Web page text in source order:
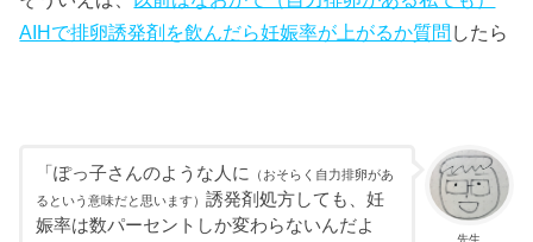
AIHで排卵誘発剤を飲んだら妊娠率が上がるか質問 したら
先生
「ぽっ子さんのような人に
（おそらく自力排卵があ
るという意味だと思います） 誘発剤処方しても、妊
娠率は数パーセントしか変わらないんだよ